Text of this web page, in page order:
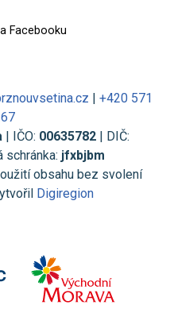
Facebooku
+420 571
| IČO: 00635782 | DIČ:
schránka: jfxbjbm
obsahu bez svolení
Digiregion